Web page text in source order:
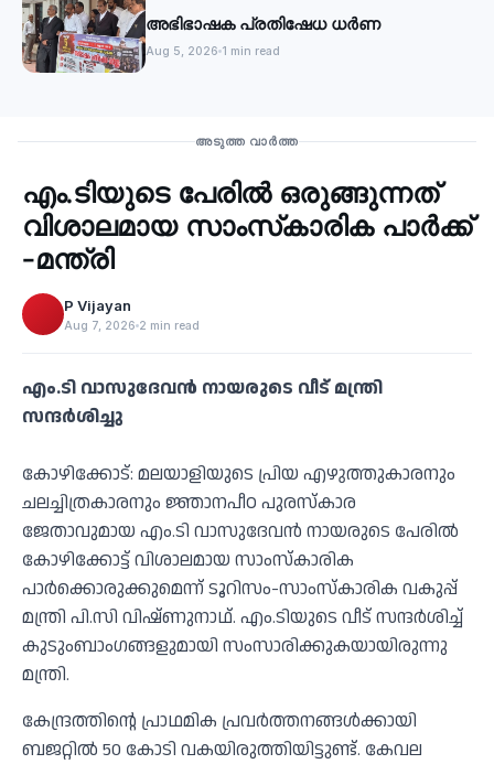
അഭിഭാഷക പ്രതിഷേധ ധർണ
Aug 5, 2026 1 min read
അടുത്ത വാർത്ത
‹
എം.ടിയുടെ പേരില്‍ ഒരുങ്ങുന്നത്
വിശാലമായ സാംസ്‌കാരിക പാര്‍ക്ക്
-മന്ത്രി
P Vijayan
Aug 7, 2026 2 min read
എം.ടി വാസുദേവന്‍ നായരുടെ വീട് മന്ത്രി
സന്ദര്‍ശിച്ചു
കോഴിക്കോട്: മലയാളിയുടെ പ്രിയ എഴുത്തുകാരനും
ചലച്ചിത്രകാരനും ജ്ഞാനപീഠ പുരസ്‌കാര
ജേതാവുമായ എം.ടി വാസുദേവന്‍ നായരുടെ പേരില്‍
കോഴിക്കോട്ട് വിശാലമായ സാംസ്‌കാരിക
പാര്‍ക്കൊരുക്കുമെന്ന് ടൂറിസം-സാംസ്‌കാരിക വകുപ്പ്
മന്ത്രി പി.സി വിഷ്ണുനാഥ്. എം.ടിയുടെ വീട് സന്ദര്‍ശിച്ച്
കുടുംബാംഗങ്ങളുമായി സംസാരിക്കുകയായിരുന്നു
മന്ത്രി.
കേന്ദ്രത്തിന്റെ പ്രാഥമിക പ്രവര്‍ത്തനങ്ങള്‍ക്കായി
ബജറ്റില്‍ 50 കോടി വകയിരുത്തിയിട്ടുണ്ട്. കേവല